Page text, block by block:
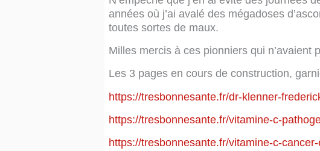
années où j’ai avalé des mégadoses
toutes sortes de maux.
Milles mercis à ces pionniers qui n’avaient
Les 3 pages en cours de construction,
https://tresbonnesante.fr/dr-klenner-
https://tresbonnesante.fr/vitamine-c-
https://tresbonnesante.fr/vitamine-c-